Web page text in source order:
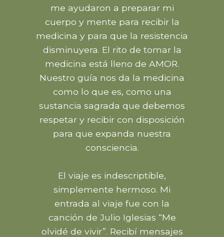
me ayudaron a preparar mi
cuerpo y mente para recibir la
medicina y para que la resistencia
disminuyera. El rito de tomar la
medicina está lleno de AMOR.
Nuestro guía nos da la medicina
como lo que es, como una
sustancia sagrada que debemos
respetar y recibir con disposición
para que expanda nuestra
consciencia.
El viaje es indescriptible,
simplemente hermoso. Mi
entrada al viaje fue con la
canción de Julio Iglesias “Me
olvidé de vivir”. Recibí mensajes